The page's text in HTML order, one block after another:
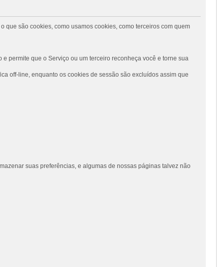
que são cookies, como usamos cookies, como terceiros com quem
permite que o Serviço ou um terceiro reconheça você e torne sua
off-line, enquanto os cookies de sessão são excluídos assim que
suas preferências, e algumas de nossas páginas talvez não